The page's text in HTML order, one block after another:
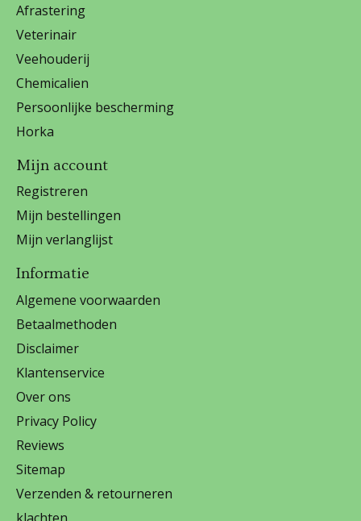
Afrastering
Veterinair
Veehouderij
Chemicalien
Persoonlijke bescherming
Horka
Mijn account
Registreren
Mijn bestellingen
Mijn verlanglijst
Informatie
Algemene voorwaarden
Betaalmethoden
Disclaimer
Klantenservice
Over ons
Privacy Policy
Reviews
Sitemap
Verzenden & retourneren